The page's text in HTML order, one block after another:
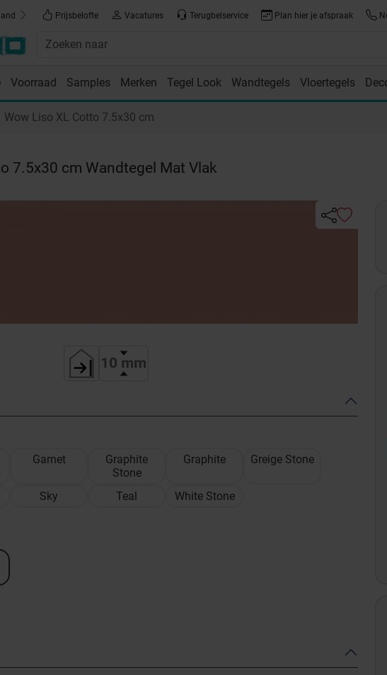
Prijsbelofte Vacatures Terugbelservice Plan hier je afspraak
Voorraad Samples Merken Tegel Look Wandtegels Vloertegels
Showroom
Wow Liso XL Cotto 7.5x30 cm
7.5x30 cm Wandtegel Mat Vlak
Garnet
Graphite
Stone
Graphite Greige Stone
Sky Teal White Stone